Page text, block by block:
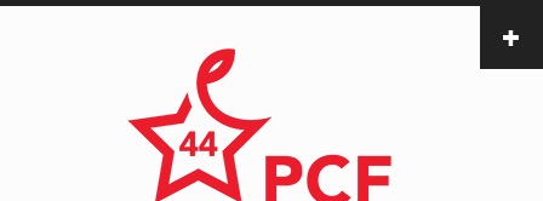
Aller au contenu principal